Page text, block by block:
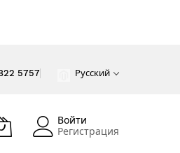
5757 Русский
Войти
Регистрация